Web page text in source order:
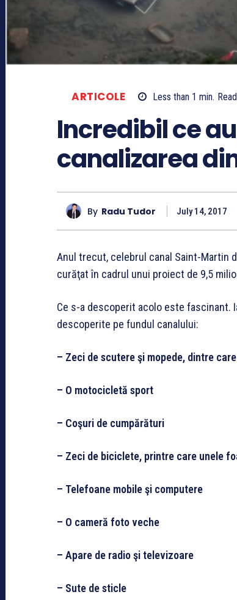
ARTICOLE Less than 1 min. Read
Incredibil ce
canalizarea
By Radu Tudor July 14, 2017
Anul trecut, celebrul canal Saint-Martin
curăţat în cadrul unui proiect de 9,5
Ce s-a descoperit acolo este
descoperite pe fundul canalului:
– Zeci de scutere şi mopede, dintre
– O motocicletă sport
– Coşuri de cumpărături
– Zeci de biciclete, printre care unele
– Telefoane mobile şi computere
– O cameră foto veche
– Apare de radio şi televizoare
– Sute de sticle